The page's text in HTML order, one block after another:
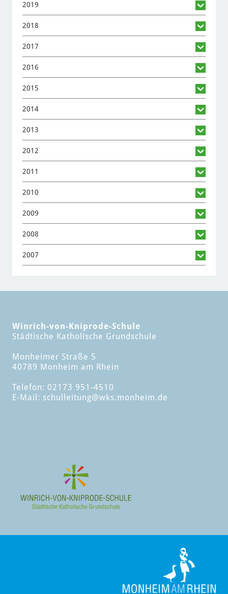
2019
2018
2017
2016
2015
2014
2013
2012
2011
2010
2009
2008
2007
Winrich-von-Kniprode-Schule
Städtische Katholische Grundschule
Monheimer Straße 5
40789 Monheim am Rhein
Telefon: 02173 951-4510
E-Mail: schulleitung@wks.monheim.de